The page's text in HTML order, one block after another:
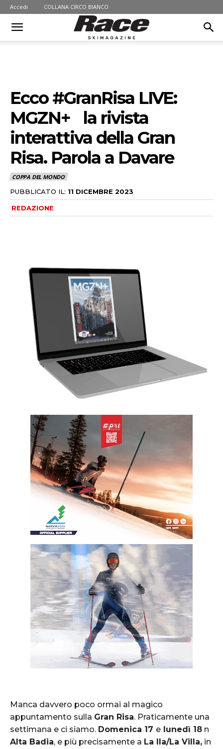
Accedi COLLANA CIRCO BIANCO
Ecco #GranRisa LIVE:
MGZN+ la rivista
interattiva della Gran
Risa. Parola a Davare
COPPA DEL MONDO
PUBBLICATO IL: 11 DICEMBRE 2023
REDAZIONE
Manca davvero poco ormai al magico
appuntamento sulla Gran Risa. Praticamente una
settimana e ci siamo. Domenica 17 e lunedì 18 n
Alta Badia, e più precisamente a La Ila/La Villa, in